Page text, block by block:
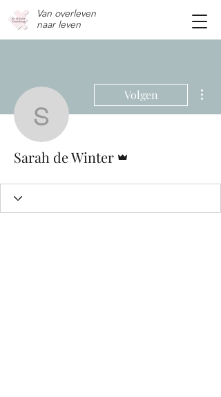
Van overleven
naar leven
Sarah de Winter
Volgen
Sarah de Winter